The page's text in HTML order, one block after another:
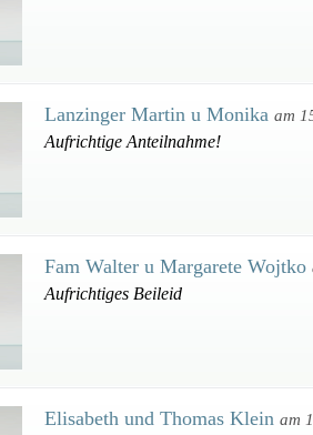
Lanzinger Martin u Monika am
Aufrichtige Anteilnahme!
Fam Walter u Margarete Wojtko
Aufrichtiges Beileid
Elisabeth und Thomas Klein am